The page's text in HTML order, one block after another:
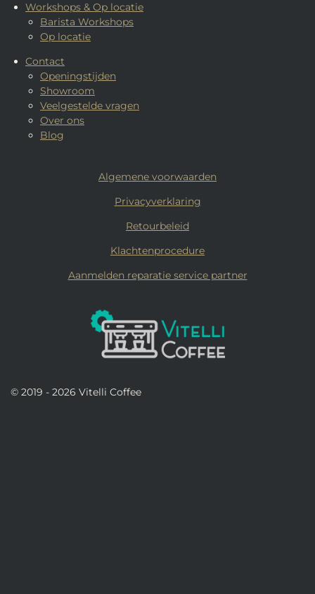
Workshops & Op locatie
Barista Workshops
Op locatie
Contact
Openingstijden
Showroom
Veelgestelde vragen
Over ons
Blog
Algemene voorwaarden
Privacyverklaring
Retourbeleid
Klachtenprocedure
Aanmelden reparatie service partner
© 2019 - 2026 Vitelli Coffee